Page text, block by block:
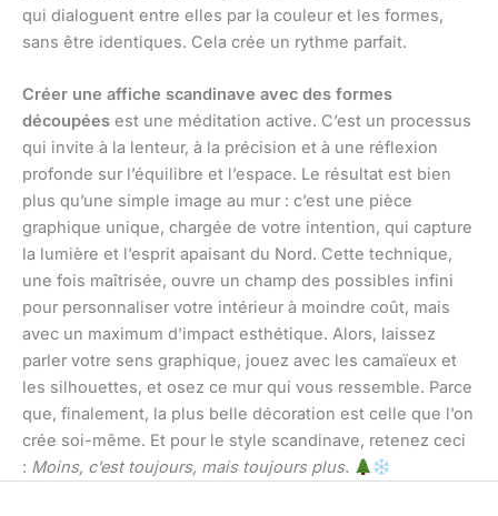
qui dialoguent entre elles par la couleur et les formes,
sans être identiques. Cela crée un rythme parfait.
Créer une affiche scandinave avec des formes
découpées est une méditation active. C’est un processus
qui invite à la lenteur, à la précision et à une réflexion
profonde sur l’équilibre et l’espace. Le résultat est bien
plus qu’une simple image au mur : c’est une pièce
graphique unique, chargée de votre intention, qui capture
la lumière et l’esprit apaisant du Nord. Cette technique,
une fois maîtrisée, ouvre un champ des possibles infini
pour personnaliser votre intérieur à moindre coût, mais
avec un maximum d’impact esthétique. Alors, laissez
parler votre sens graphique, jouez avec les camaïeux et
les silhouettes, et osez ce mur qui vous ressemble. Parce
que, finalement, la plus belle décoration est celle que l’on
crée soi-même. Et pour le style scandinave, retenez ceci
: Moins, c’est toujours, mais toujours plus.